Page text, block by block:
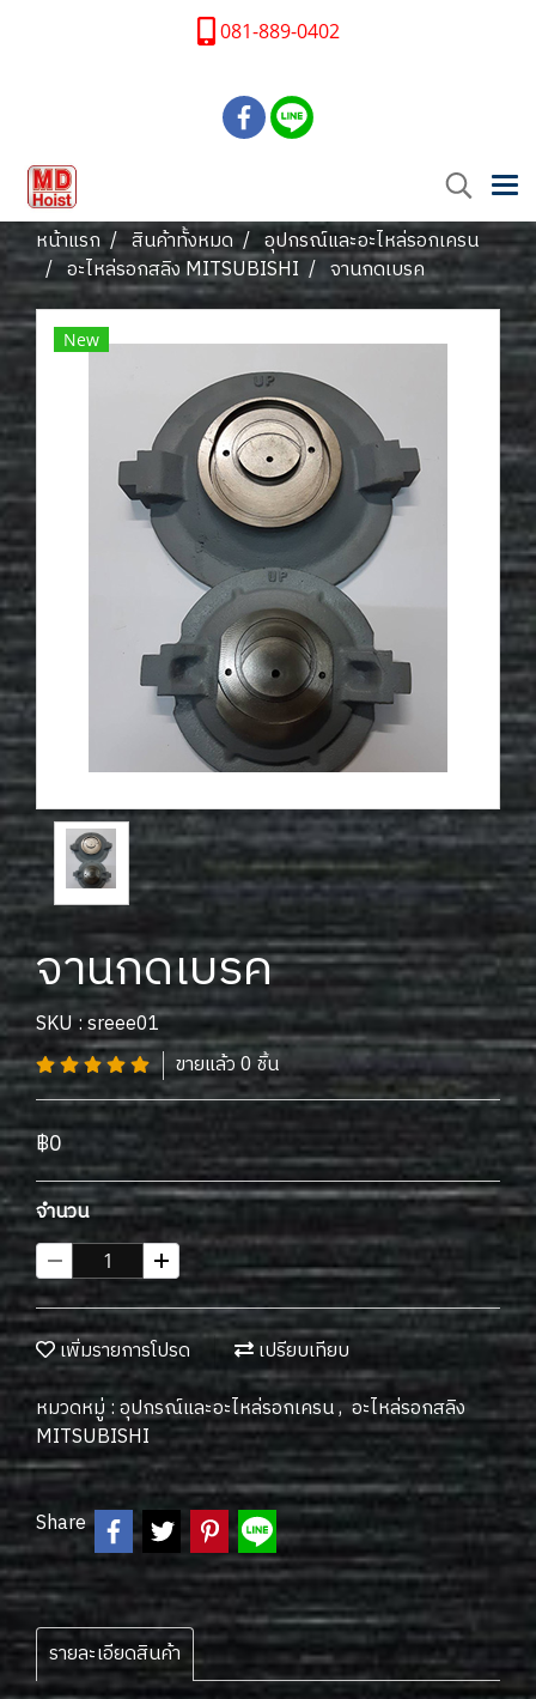
081-889-0402
หน้าแรก สินค้าทั้งหมด
อุปกรณ์และอะไหล่รอกเครน
อะไหล่รอกสลิง MITSUBISHI
จานกดเบรค
New
จานกดเบรค
SKU : sreee01
ขายแล้ว 0 ชิ้น
฿0
จำนวน
เพิ่มรายการโปรด
เปรียบเทียบ
หมวดหมู่ :อุปกรณ์และอะไหล่รอกเครน,อะไหล่รอกสลิง
MITSUBISHI
Share
รายละเอียดสินค้า